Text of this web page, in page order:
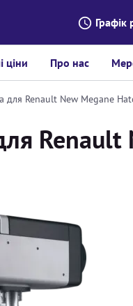
Графік
ціни Про нас
для Renault New Megane